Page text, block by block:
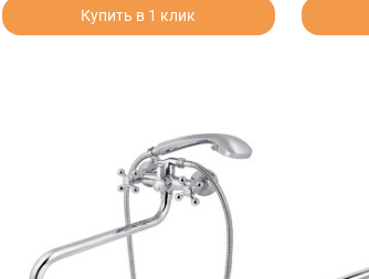
Купить в 1 клик